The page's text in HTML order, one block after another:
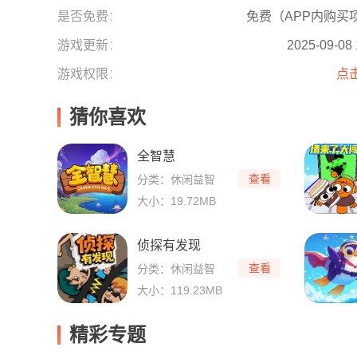
是否免费： 免费（APP内购买
游戏更新： 2025-09-08
游戏权限： 点
猜你喜欢
全智慧
分类：休闲益智
大小：19.72MB
查看
侦探有发现
分类：休闲益智
大小：119.23MB
查看
精彩专题